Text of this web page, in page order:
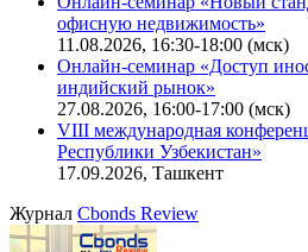
офисную недвижимость»
11.08.2026, 16:30-18:00 (мск)
Онлайн-семинар «Доступ
индийский рынок»
27.08.2026, 16:00-17:00 (мск)
VIII международная
Республики Узбекистан»
17.09.2026, Ташкент
Журнал Cbonds Review